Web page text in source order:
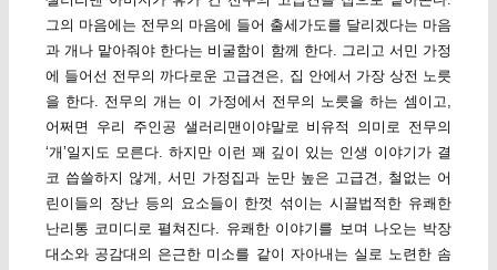
그의 마음에는 전무의 마음에 들어 출세가도를 달리겠다는 마음
과 개나 맡아줘야 한다는 비굴함이 함께 한다. 그리고 서민 가정
에 들어선 전무의 까다로운 고급견은, 집 안에서 가장 상전 노릇
을 한다. 전무의 개는 이 가정에서 전무의 노릇을 하는 셈이고,
어쩌면 우리 주인공 샐러리맨이야말로 비유적 의미로 전무의
‘개’일지도 모른다. 하지만 이런 꽤 깊이 있는 인생 이야기가 결
코 씁쓸하지 않게, 서민 가정집과 눈만 높은 고급견, 철없는 어
린이들의 장난 등의 요소들이 한껏 섞이는 시끌법적한 유쾌한
난리통 코미디로 펼쳐진다. 유쾌한 이야기를 보며 나오는 박장
대소와 공감대의 은근한 미소를 같이 자아내는 실로 노련한 솜